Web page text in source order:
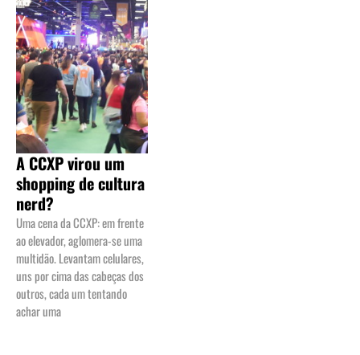
A CCXP virou um
shopping de cultura
nerd?
Uma cena da CCXP: em frente
ao elevador, aglomera-se uma
multidão. Levantam celulares,
uns por cima das cabeças dos
outros, cada um tentando
achar uma